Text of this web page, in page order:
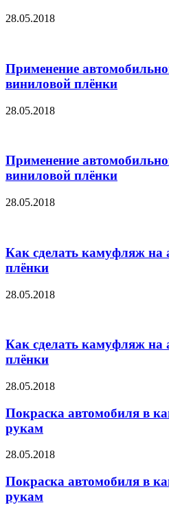
28.05.2018
Применение
виниловой плёнки
28.05.2018
Применение
виниловой плёнки
28.05.2018
Как сделать камуфляж на
плёнки
28.05.2018
Как сделать камуфляж на
плёнки
28.05.2018
Покраска автомобиля в
рукам
28.05.2018
Покраска автомобиля в
рукам